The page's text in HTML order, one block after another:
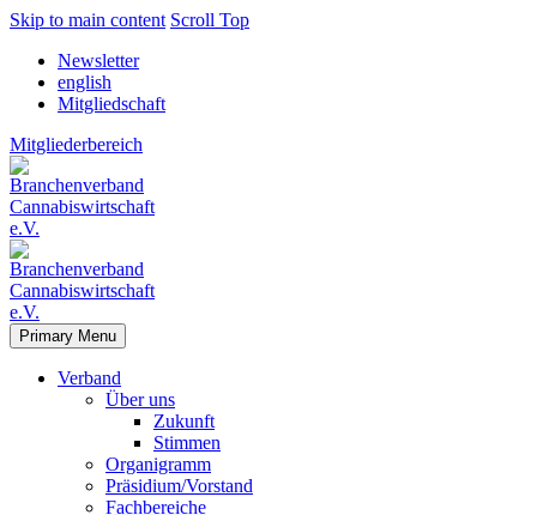
Skip to main content Scroll Top
Newsletter
english
Mitgliedschaft
Mitgliederbereich
Primary Menu
Verband
Über uns
Zukunft
Stimmen
Organigramm
Präsidium/Vorstand
Fachbereiche